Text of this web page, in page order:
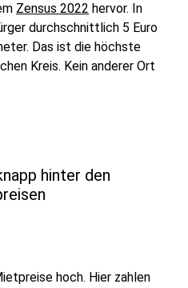
Zensus 2022 hervor. In
durchschnittlich 5 Euro
Das ist die höchste
Kreis. Kein anderer Ort
hinter den
hoch. Hier zahlen